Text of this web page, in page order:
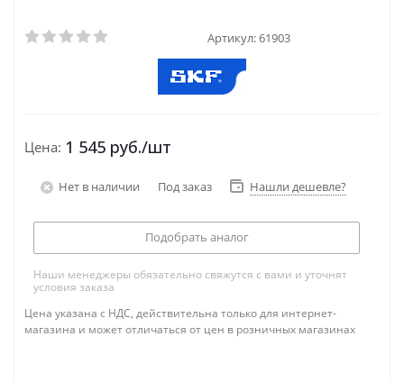
Артикул:61903
Цена: 1 545 руб./шт
Нет в наличии Под заказ Нашли дешевле?
Подобрать аналог
Наши менеджеры обязательно свяжутся с вами и уточнят
условия заказа
Цена указана с НДС, действительна только для интернет-
магазина и может отличаться от цен в розничных магазинах